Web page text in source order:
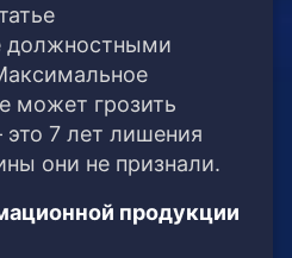
должностными
может грозить
это 7 лет лишения
они не признали.
продукции